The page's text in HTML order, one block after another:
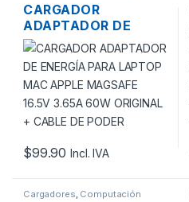
CARGADOR
ADAPTADOR DE
ENERGÍA PARA
LAPTOP MAC APPLE
MAGSAFE 16.5V
3.65A 60W ORIGINAL
+ CABLE DE PODER
$99.90 Incl. IVA
Cargadores, Computación